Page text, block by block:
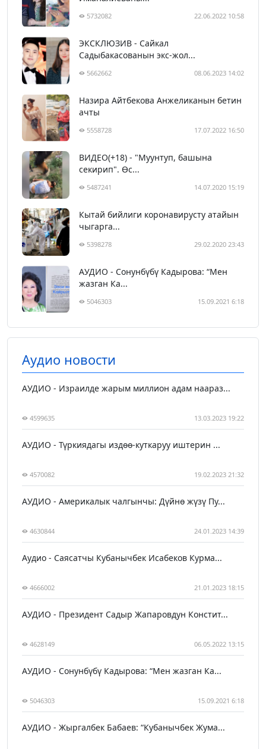
5732082 22.06.2022 10:58
ЭКСКЛЮЗИВ - Сайкал
Садыбакасованын экс-жол...
5662662 08.06.2023 14:02
Назира Айтбекова Анжеликанын бетин
ачты
5558728 17.07.2022 16:50
ВИДЕО(+18) - "Муунтуп, башына
секирип". Өс...
5487241 14.07.2020 15:19
Кытай бийлиги коронавирусту атайын
чыгарга...
5398278 29.02.2020 23:43
АУДИО - Сонунбүбү Кадырова: “Мен
жазган Ка...
5046303 15.09.2021 6:18
Аудио новости
АУДИО - Израилде жарым миллион адам наараз...
4599635 13.03.2023 19:22
АУДИО - Түркиядагы издөө-куткаруу иштерин ...
4570082 19.02.2023 21:32
АУДИО - Америкалык чалгынчы: Дүйнө жүзү Пу...
4630844 24.01.2023 14:39
Аудио - Саясатчы Кубанычбек Исабеков Курма...
4666002 21.01.2023 18:15
АУДИО - Президент Садыр Жапаровдун Констит...
4628149 06.05.2022 13:15
АУДИО - Сонунбүбү Кадырова: “Мен жазган Ка...
5046303 15.09.2021 6:18
АУДИО - Жыргалбек Бабаев: “Кубанычбек Жума...